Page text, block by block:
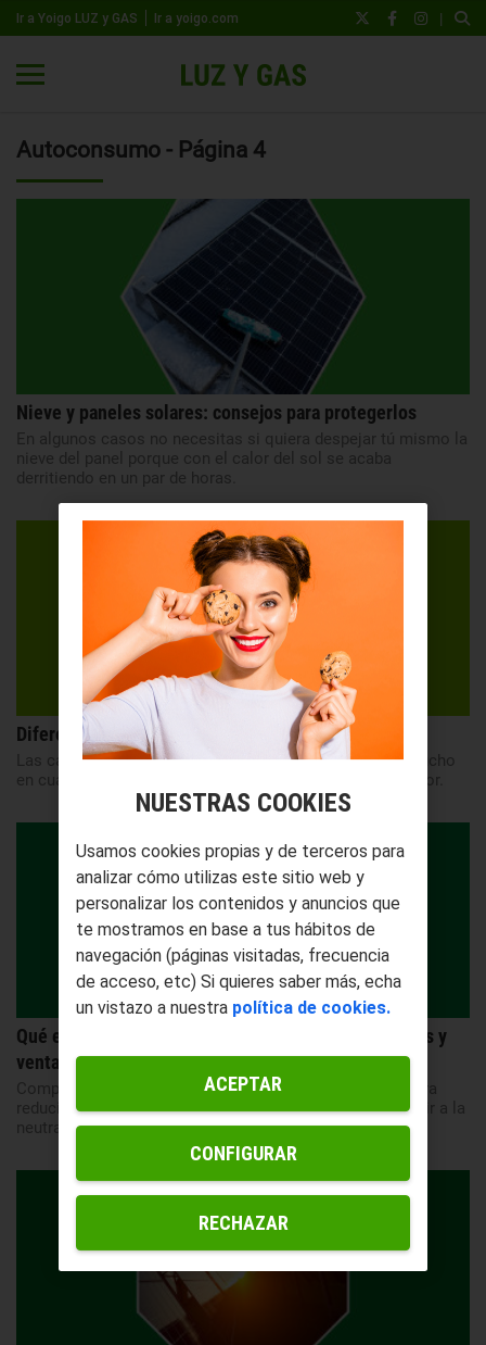
Ir a Yoigo LUZ y GAS Ir a yoigo.com |
Autoconsumo - Página 4
Nieve y paneles solares: consejos para protegerlos
En algunos casos no necesitas si quiera despejar tú mismo la
nieve del panel porque con el calor del sol se acaba
derritiendo en un par de horas.
Diferencia entre butano y propano, ¿cuál es mejor?
Las características de los dos hidrocarburos influyen mucho
en cuál es el más apropiado para cada tipo de consumidor.
Qué es el autoconsumo compartido o colectivo: tipos y
ventajas
Comparte la instalación fotovoltaica con tus vecinos para
reducir el gasto, rentabilizar antes la inversión y contribuir a la
neutralidad de carbono.
NUESTRAS COOKIES
Usamos cookies propias y de terceros para
analizar cómo utilizas este sitio web y
personalizar los contenidos y anuncios que
te mostramos en base a tus hábitos de
navegación (páginas visitadas, frecuencia
de acceso, etc) Si quieres saber más, echa
un vistazo a nuestra política de cookies.
CONFIGURAR
RECHAZAR
ACEPTAR